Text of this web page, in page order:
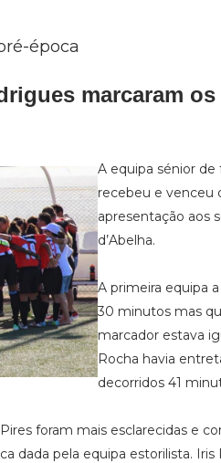
época
marcaram
A equipa sénior
recebeu e venceu
apresentação aos
d’Abelha.
A primeira equipa
30 minutos mas
marcador estava
Rocha havia
decorridos 41
foram mais esclarecidas e
dada pela equipa estorilista.